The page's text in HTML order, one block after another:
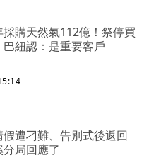
採購天然氣112億！祭停買
紐認：是重要客戶
遭刁難、告別式後返回
局回應了